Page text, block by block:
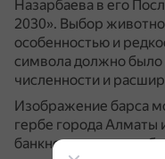
Назарбаева в его
2030». Выбор
особенностью и
символа должно было
численности и
Изображение барса
гербе города Алматы
банкнотах старого